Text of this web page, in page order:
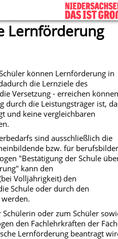
Lernförderung
können Lernförderung in
die Lernziele des
Versetzung - erreichen
durch die Leistungsträger ist,
und keine vergleichbaren
sind ausschließlich die
bzw. für
"Bestätigung der Schule
kann den
Volljährigkeit) den
Schule oder durch den
Schülerin oder zum Schüler
den Fachlehrkräften der
Lernförderung beantragt